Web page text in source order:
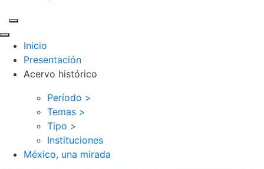
Inicio
Presentación
Acervo histórico
Período >
Temas >
Tipo >
Instituciones
México, una mirada